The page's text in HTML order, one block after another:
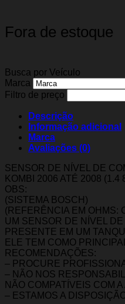
Fora de estoque
Busca por Veículo
Marca
Filtro de preço
Descrição
Informação adicional
Marca
Avaliações (0)
SENSOR DE NÍVEL DE
KOMBI 2006 ATÉ 2008 (1.4
OBS:
(SISTEMA BOSCH)
(REFERÊNCIA EM OHMS:
UM SENSOR DE NÍVEL
PRESENTE EM UM
ELE TEM COMO
RECOMENDAÇÕES:
– PROCURE
– NÃO NOS
NÃO COMPATÍVEIS COM
– ESTAMOS A